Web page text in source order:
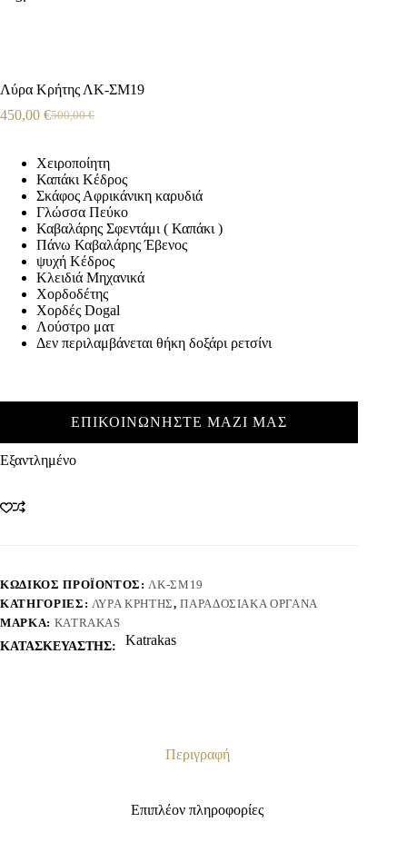
Λύρα Κρήτης ΛΚ-ΣΜ19
500,00€
450,00 €
Χειροποίητη
Καπάκι Κέδρος
Σκάφος Αφρικάνικη καρυδιά
Γλώσσα Πεύκο
Καβαλάρης Σφεντάμι ( Καπάκι )
Πάνω Καβαλάρης Έβενος
ψυχή Κέδρος
Κλειδιά Μηχανικά
Χορδοδέτης
Χορδές Dogal
Λούστρο ματ
Δεν περιλαμβάνεται θήκη δοξάρι ρετσίνι
ΕΠΙΚΟΙΝΩΝΗΣΤΕ ΜΑΖΙ ΜΑΣ
Εξαντλημένο
ΚΩΔΙΚΌΣ ΠΡΟΪΌΝΤΟΣ:ΛΚ-ΣΜ19
ΚΑΤΗΓΟΡΊΕΣ: ΛΎΡΑ ΚΡΉΤΗΣ,ΠΑΡΑΔΟΣΙΑΚΆ ΌΡΓΑΝΑ
ΜΆΡΚΑ: KATRAKAS
ΚΑΤΑΣΚΕΥΑΣΤΗΣ:
Katrakas
Περιγραφή
Επιπλέον πληροφορίες